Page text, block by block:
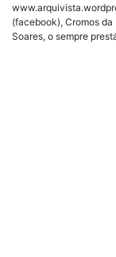
(facebook), Cromos
Soares, o sempre